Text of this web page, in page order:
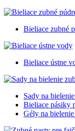
Bieliace zubné
Bieliace ústne
Sady na
Bieliace pásiky
Gély na